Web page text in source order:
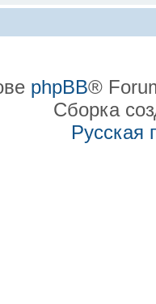
phpBB®
Сборка
Русская